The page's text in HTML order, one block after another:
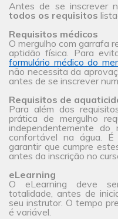
Antes de se inscrever
todos os requisitos
Requisitos médicos
O mergulho com garrafa
aptidão física. Para
formulário médico do
não necessita da
antes de se inscrever
Requisitos de
Para além dos
prática de mergulho
independentemente
confortável na água. É
garantir que cumpre
antes da inscrição no
eLearning
O eLearning deve
totalidade, antes de
seu instrutor. O tempo
é variável.